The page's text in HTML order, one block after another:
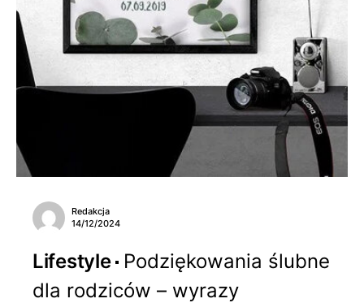
Redakcja
14/12/2024
Lifestyle
Podziękowania ślubne
dla rodziców – wyrazy